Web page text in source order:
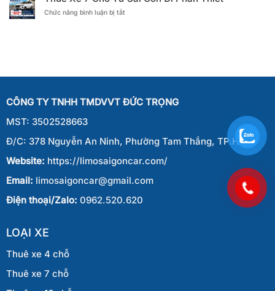
Thiết
Gòn
Đi
Kia
Carnival
Chức năng bình luận bị tắt
Phan
CÔNG TY TNHH TMDVVT ĐỨC TRỌNG
MST: 3502528663
Đ/C: 378 Nguyễn An Ninh, Phường Tam Thắng, TP.HCM
Website: https://limosaigoncar.com/
Email: limosaigoncar@gmail.com
Điện thoại/Zalo: 0962.520.620
LOẠI XE
Thuê xe 4 chỗ
Thuê xe 7 chỗ